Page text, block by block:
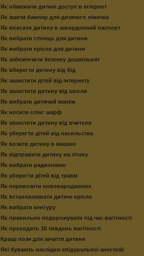
Як обмежити дитині доступ в інтернет
Як зшити бампер для дитячого ліжечка
Як вписати дитину в закордонний паспорт
Як вибрати стілець для дитини
Як вибрати крісло для дитини
Як забезпечити безпеку дошкільнят
Як вберегти дитину від бід
Як захистити дітей від інтернету
Як захистити дитину від школи
Як вибрати дитячий манеж
Як носити слінг шарф
Як захистити дитину від вчителя
Як уберегти дітей від насильства
Як возити дитину в машині
Як відправити дитину на літаку
Як вибрати радионяню
Як уберегти дітей від травм
Як перевозити новонароджених
Як встановлювати дитяче крісло
Як вибрати кенгуру
Як правильно подорожувати під час вагітності
Як проходить 16 тиждень вагітності
Кращі пози для зачаття дитини
Які бувають наслідки епідуральної анестезії